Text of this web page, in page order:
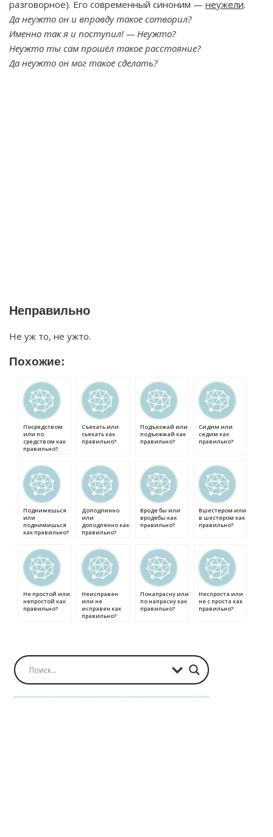
разговорное). Его современный синоним — неужели.
Да неужто он и вправду такое сотворил?
Именно так я и поступил! — Неужто?
Неужто ты сам прошёл такое расстояние?
Да неужто он мог такое сделать?
Неправильно
Не уж то, не ужто.
Похожие:
Посредством
или по
средством как
правильно?
Съехать или
сьехать как
правильно?
Подъезжай или
подъежжай как
правильно?
Сидим или
седим как
правильно?
Поднимешься
или
поднимишься
как правильно?
Доподлинно
или
доподленно как
правильно?
Вроде бы или
вродебы как
правильно?
Вшестером или
в шестером как
правильно?
Не простой или
непростой как
правильно?
Неисправен
или не
исправен как
правильно?
Понапрасну или
по напрасну как
правильно?
Неспроста или
не с проста как
правильно?